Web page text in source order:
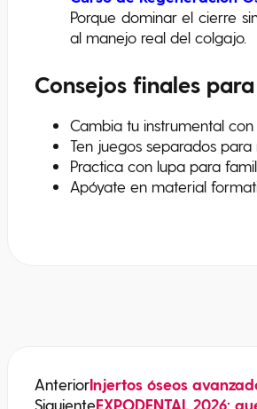
Porque dominar el cierre
al manejo real del colgajo.
Consejos finales
Cambia tu instrumental
Ten juegos separados
Practica con lupa para
Apóyate en material
AnteriorInjertos óseos
SiguienteEXPODENTAL 2026: